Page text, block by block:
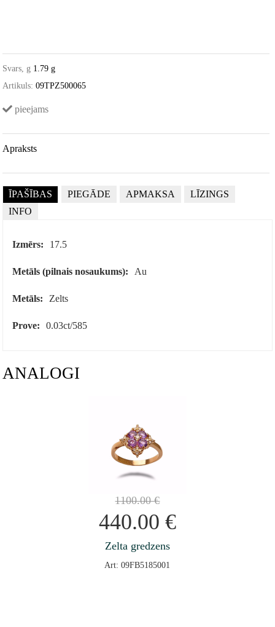
Svars, g 1.79 g
Artikuls: 09TPZ500065
pieejams
Apraksts
ĪPAŠĪBAS PIEGĀDE APMAKSA
LĪZINGS
INFO
Izmērs: 17.5
Metāls (pilnais nosaukums): Au
Metāls: Zelts
Prove: 0.03ct/585
ANALOGI
1100.00€
440.00 €
Zelta gredzens
Art: 09FB5185001